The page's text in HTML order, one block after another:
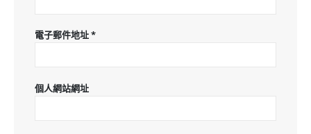
電子郵件地址*
個人網站網址